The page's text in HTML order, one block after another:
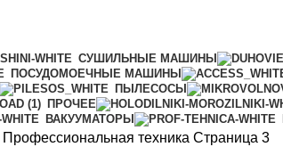
СУШИЛЬНЫЕ МАШИНЫ
ПОСУДОМОЕЧНЫЕ МАШИНЫ
ПЫЛЕСОСЫ
ПРОЧЕЕ
ВАКУУМАТОРЫ
Профессиональная техника Страница 3